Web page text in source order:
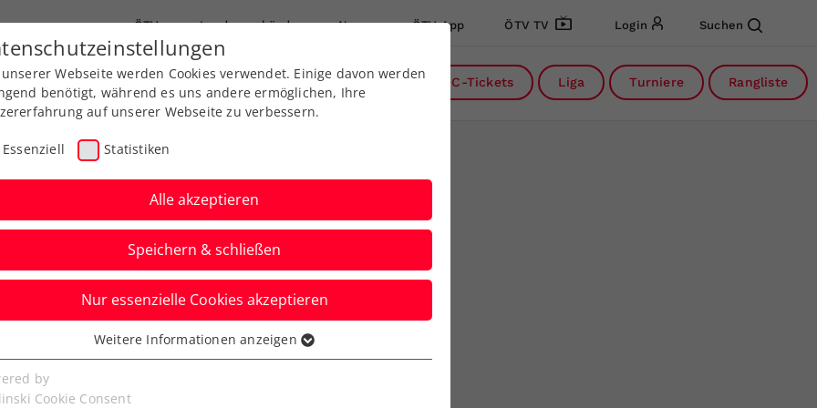
ÖTV Landesverbände News ÖTV App ÖTV TV Login Suchen
Ausbildung Services Über uns DC-Tickets Liga Turniere Rangliste
als Ehrengast zum
Linz
Webseite werden Cookies verwendet. Einige davon werden
benötigt, während es uns andere ermöglichen, Ihre
auf unserer Webseite zu verbessern.
Essenziell Statistiken
Alle akzeptieren
Speichern & schließen
Nur essenzielle Cookies akzeptieren
Cookies werden für grundlegende Funktionen der
benötigt. Dadurch ist gewährleistet, dass die Webseite
Weitere Informationen anzeigen
by
Cookie Consent